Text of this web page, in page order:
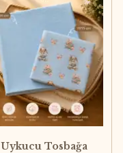
Uykucu Tosbağa